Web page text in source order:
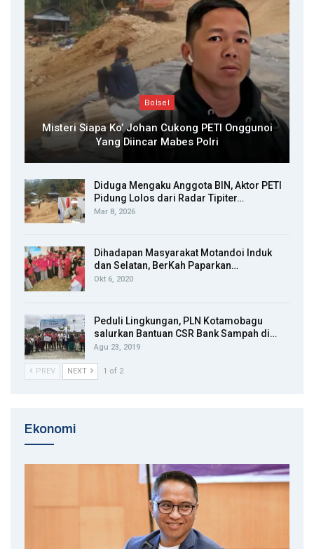
Bolsel
Misteri Siapa Ko’ Johan Cukong PETI Onggunoi
Yang Diincar Mabes Polri
Diduga Mengaku Anggota BIN, Aktor PETI
Pidung Lolos dari Radar Tipiter…
Mar 8, 2026
Dihadapan Masyarakat Motandoi Induk
dan Selatan, BerKah Paparkan…
Okt 6, 2020
Peduli Lingkungan, PLN Kotamobagu
salurkan Bantuan CSR Bank Sampah di…
Agu 23, 2019
PREV NEXT 1 of 2
Ekonomi